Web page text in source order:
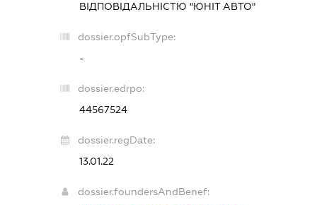
ВІДПОВІДАЛЬНІСТЮ "ЮНІТ АВТО"
dossier.opfSubType:
-
dossier.edrpo:
44567524
dossier.regDate:
13.01.22
dossier.foundersAndBenef: